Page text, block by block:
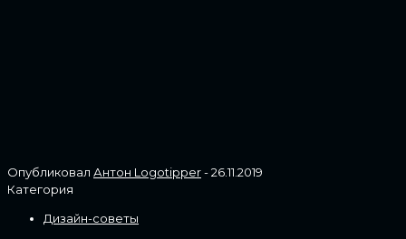
Опубликовал Антон Logotipper-26.11.2019
Категория
Дизайн-советы